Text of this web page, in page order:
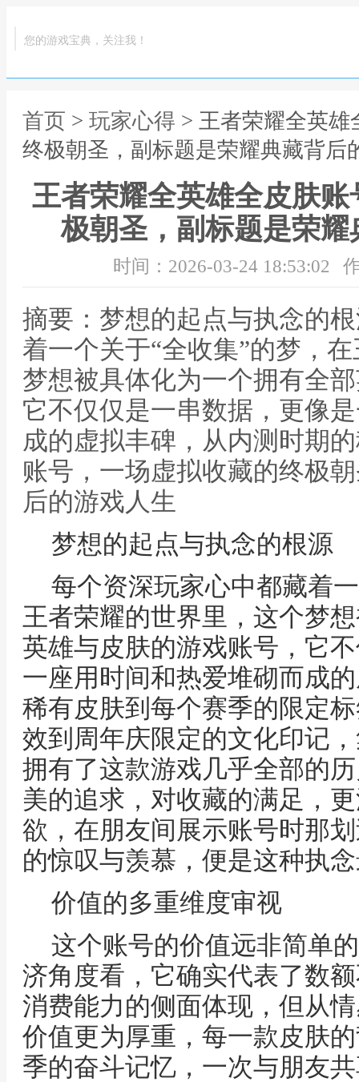
您的游戏宝典，关注我！
首页 > 玩家心得 > 王者荣耀全英
终极朝圣，副标题是荣耀典藏背后
王者荣耀全英雄全皮肤
极朝圣，副标题是荣
时间：2026-03-24 18:53:02
摘要：梦想的起点与执念的
着一个关于“全收集”的梦，
梦想被具体化为一个拥有全
它不仅仅是一串数据，更像
成的虚拟丰碑，从内测时期
账号，一场虚拟收藏的终极
后的游戏人生
梦想的起点与执念的根源
每个资深玩家心中都藏着
王者荣耀的世界里，这个梦
英雄与皮肤的游戏账号，它
一座用时间和热爱堆砌而成
稀有皮肤到每个赛季的限定
效到周年庆限定的文化印记
拥有了这款游戏几乎全部的
美的追求，对收藏的满足，
欲，在朋友间展示账号时那
的惊叹与羡慕，便是这种执
价值的多重维度审视
这个账号的价值远非简单
济角度看，它确实代表了数
消费能力的侧面体现，但从
价值更为厚重，每一款皮肤
季的奋斗记忆，一次与朋友